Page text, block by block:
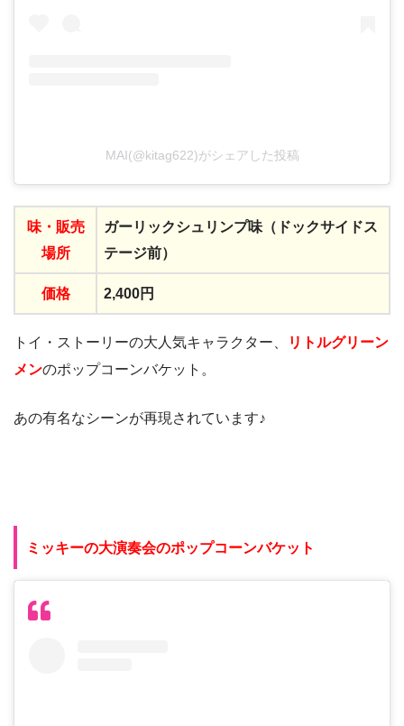
MAI(@kitag622)がシェアした投稿
味・ 販売
場所
ガーリックシュリンプ味（ドックサイドス
テージ前）
価格 2,400円
トイ・ストーリーの大人気キャラクター、
リトルグリーン
メンのポップコーンバケット。
あの有名なシーンが再現されています♪
ミッキーの大演奏会のポップコーンバケット